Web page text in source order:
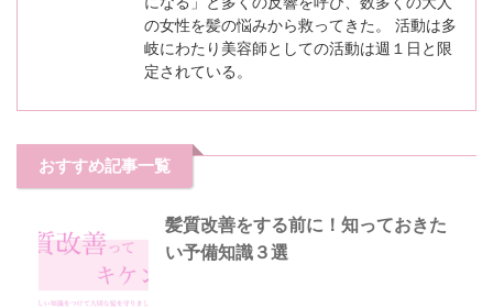
の女性を髪の悩みから救ってきた。 活動は多
岐にわたり美容師としての活動は週１日と限
定されている。
おすすめ記事一覧
髪質改善をする前に！知っておきた
い予備知識３選